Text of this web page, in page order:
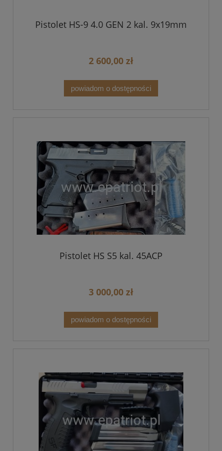
Pistolet HS-9 4.0 GEN 2 kal. 9x19mm
2 600,00 zł
powiadom o dostępności
Pistolet HS S5 kal. 45ACP
3 000,00 zł
powiadom o dostępności